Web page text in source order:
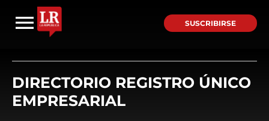
SUSCRIBIRSE
DIRECTORIO REGISTRO ÚNICO
EMPRESARIAL